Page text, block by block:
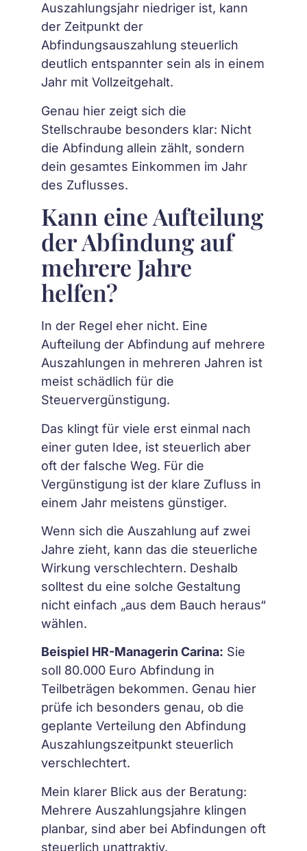
Auszahlungsjahr niedriger ist, kann
der Zeitpunkt der
Abfindungsauszahlung steuerlich
deutlich entspannter sein als in einem
Jahr mit Vollzeitgehalt.
Genau hier zeigt sich die
Stellschraube besonders klar: Nicht
die Abfindung allein zählt, sondern
dein gesamtes Einkommen im Jahr
des Zuflusses.
Kann eine Aufteilung
der Abfindung auf
mehrere Jahre
helfen?
In der Regel eher nicht. Eine
Aufteilung der Abfindung auf mehrere
Auszahlungen in mehreren Jahren ist
meist schädlich für die
Steuervergünstigung.
Das klingt für viele erst einmal nach
einer guten Idee, ist steuerlich aber
oft der falsche Weg. Für die
Vergünstigung ist der klare Zufluss in
einem Jahr meistens günstiger.
Wenn sich die Auszahlung auf zwei
Jahre zieht, kann das die steuerliche
Wirkung verschlechtern. Deshalb
solltest du eine solche Gestaltung
nicht einfach „aus dem Bauch heraus“
wählen.
Beispiel HR-Managerin Carina: Sie
soll 80.000 Euro Abfindung in
Teilbeträgen bekommen. Genau hier
prüfe ich besonders genau, ob die
geplante Verteilung den Abfindung
Auszahlungszeitpunkt steuerlich
verschlechtert.
Mein klarer Blick aus der Beratung:
Mehrere Auszahlungsjahre klingen
planbar, sind aber bei Abfindungen oft
steuerlich unattraktiv.